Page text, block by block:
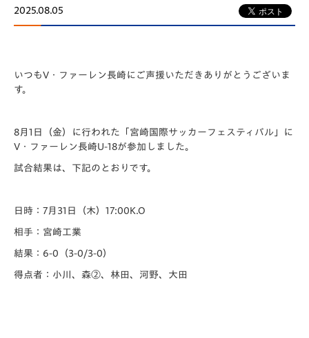
2025.08.05
いつもV・ファーレン長崎にご声援いただきありがとうございま
す。
8月1日（金）に行われた「️宮崎国際サッカーフェスティバル」に
V・ファーレン長崎U-18が参加しました。
試合結果は、下記のとおりです。
日時：7月31日（木）17:00K.O
相手：宮崎工業
結果：6-0（3-0/3-0）
得点者：小川、森②、林田、河野、大田